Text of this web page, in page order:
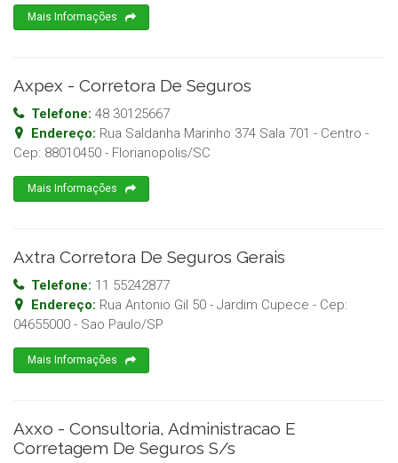
Mais Informações
Axpex - Corretora De Seguros
Telefone: 48 30125667
Endereço: Rua Saldanha Marinho 374 Sala 701 - Centro -
Cep: 88010450 - Florianopolis/SC
Mais Informações
Axtra Corretora De Seguros Gerais
Telefone: 11 55242877
Endereço: Rua Antonio Gil 50 - Jardim Cupece - Cep:
04655000 - Sao Paulo/SP
Mais Informações
Axxo - Consultoria, Administracao E
Corretagem De Seguros S/s